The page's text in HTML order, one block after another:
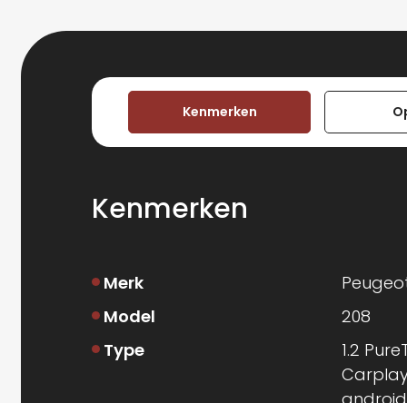
Kenmerken
Kenmerken
Merk
Model
208
Type
1.2